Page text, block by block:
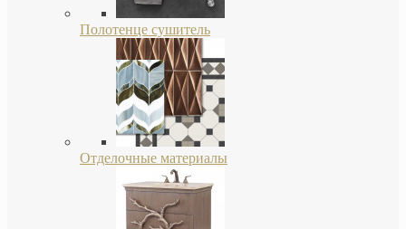
Полотенце сушитель
Отделочные материалы